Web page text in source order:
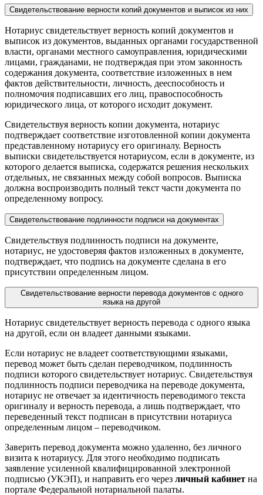
Свидетельствование верности копий документов и выписок из них
Нотариус свидетельствует верность копий документов и
выписок из документов, выданных органами государственной
власти, органами местного самоуправления, юридическими
лицами, гражданами, не подтверждая при этом законность
содержания документа, соответствие изложенных в нем
фактов действительности, личность, дееспособность и
полномочия подписавших его лиц, правоспособность
юридического лица, от которого исходит документ.
Свидетельствуя верность копии документа, нотариус
подтверждает соответствие изготовленной копии документа
представленному нотариусу его оригиналу. Верность
выписки свидетельствуется нотариусом, если в документе, из
которого делается выписка, содержатся решения нескольких
отдельных, не связанных между собой вопросов. Выписка
должна воспроизводить полный текст части документа по
определенному вопросу.
Свидетельствование подлинности подписи на документах
Свидетельствуя подлинность подписи на документе,
нотариус, не удостоверяя фактов изложенных в документе,
подтверждает, что подпись на документе сделана в его
присутствии определенным лицом.
Свидетельствование верности перевода документов с одного
языка на другой
Нотариус свидетельствует верность перевода с одного языка
на другой, если он владеет данными языками.
Если нотариус не владеет соответствующими языками,
перевод может быть сделан переводчиком, подлинность
подписи которого свидетельствует нотариус. Свидетельствуя
подлинность подписи переводчика на переводе документа,
нотариус не отвечает за идентичность переводимого текста
оригиналу и верность перевода, а лишь подтверждает, что
переведенный текст подписан в присутствии нотариуса
определенным лицом – переводчиком.
Заверить перевод документа можно удаленно, без личного
визита к нотариусу. Для этого необходимо подписать
заявление усиленной квалифицированной электронной
подписью (УКЭП), и направить его через личный кабинет на
портале Федеральной нотариальной палаты.